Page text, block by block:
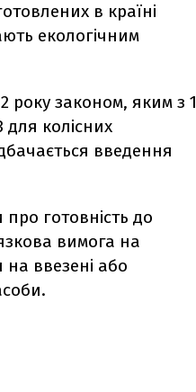
в країні
екологічним
року законом, яким з 1
для колісних
введення
готовність до
вимога на
на ввезені або